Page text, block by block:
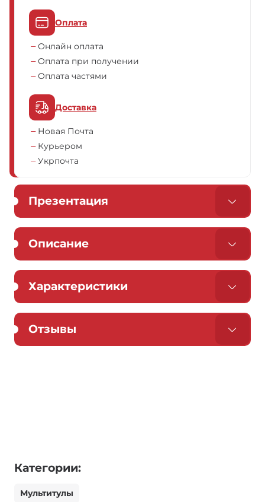
Оплата
Онлайн оплата
Оплата при получении
Оплата частями
Доставка
Новая Почта
Курьером
Укрпочта
Презентация
Описание
Характеристики
Отзывы
Категории:
Мультитулы